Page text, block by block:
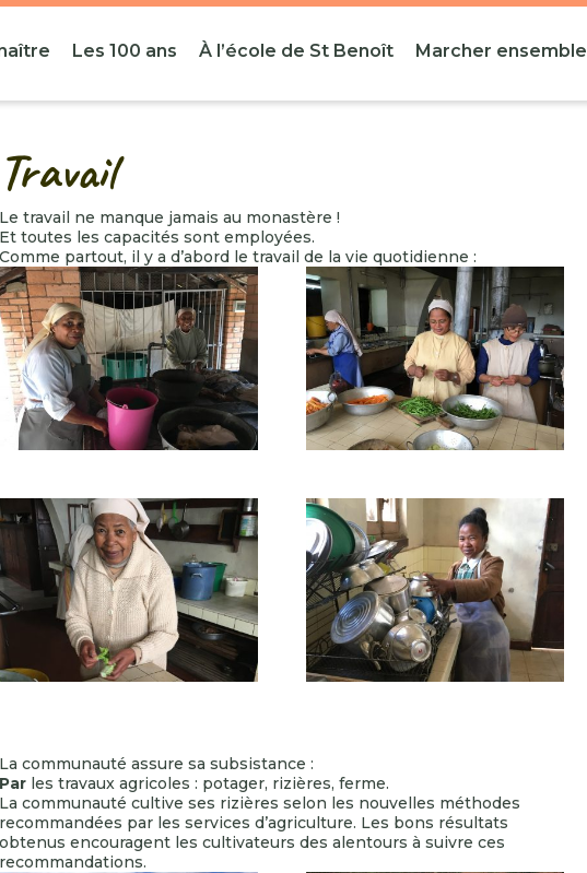
Les 100 ans À l’école de St Benoît Marcher ensemble
Travail
Le travail ne manque jamais au monastère !
Et toutes les capacités sont employées.
Comme partout, il y a d’abord le travail de la vie quotidienne :
La communauté assure sa subsistance :
Par les travaux agricoles : potager, rizières, ferme.
La communauté cultive ses rizières selon les nouvelles méthodes
recommandées par les services d’agriculture. Les bons résultats
obtenus encouragent les cultivateurs des alentours à suivre ces
recommandations.